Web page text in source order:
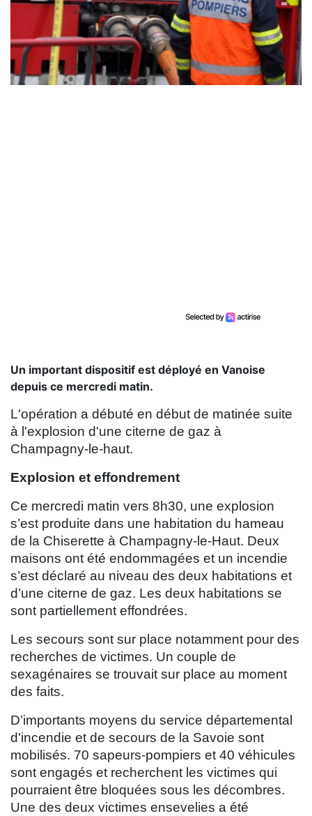
Un important dispositif est déployé en Vanoise
depuis ce mercredi matin.
L'opération a débuté en début de matinée suite
à l'explosion d'une citerne de gaz à
Champagny-le-haut.
Explosion et effondrement
Ce mercredi matin vers 8h30, une explosion
s’est produite dans une habitation du hameau
de la Chiserette à Champagny-le-Haut. Deux
maisons ont été endommagées et un incendie
s’est déclaré au niveau des deux habitations et
d’une citerne de gaz. Les deux habitations se
sont partiellement effondrées.
Les secours sont sur place notamment pour des
recherches de victimes. Un couple de
sexagénaires se trouvait sur place au moment
des faits.
D’importants moyens du service départemental
d'incendie et de secours de la Savoie sont
mobilisés. 70 sapeurs-pompiers et 40 véhicules
sont engagés et recherchent les victimes qui
pourraient être bloquées sous les décombres.
Une des deux victimes ensevelies a été